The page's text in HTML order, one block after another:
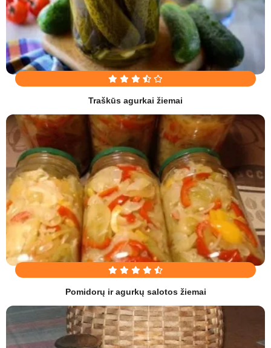
Traškūs agurkai žiemai
Pomidorų ir agurkų salotos žiemai